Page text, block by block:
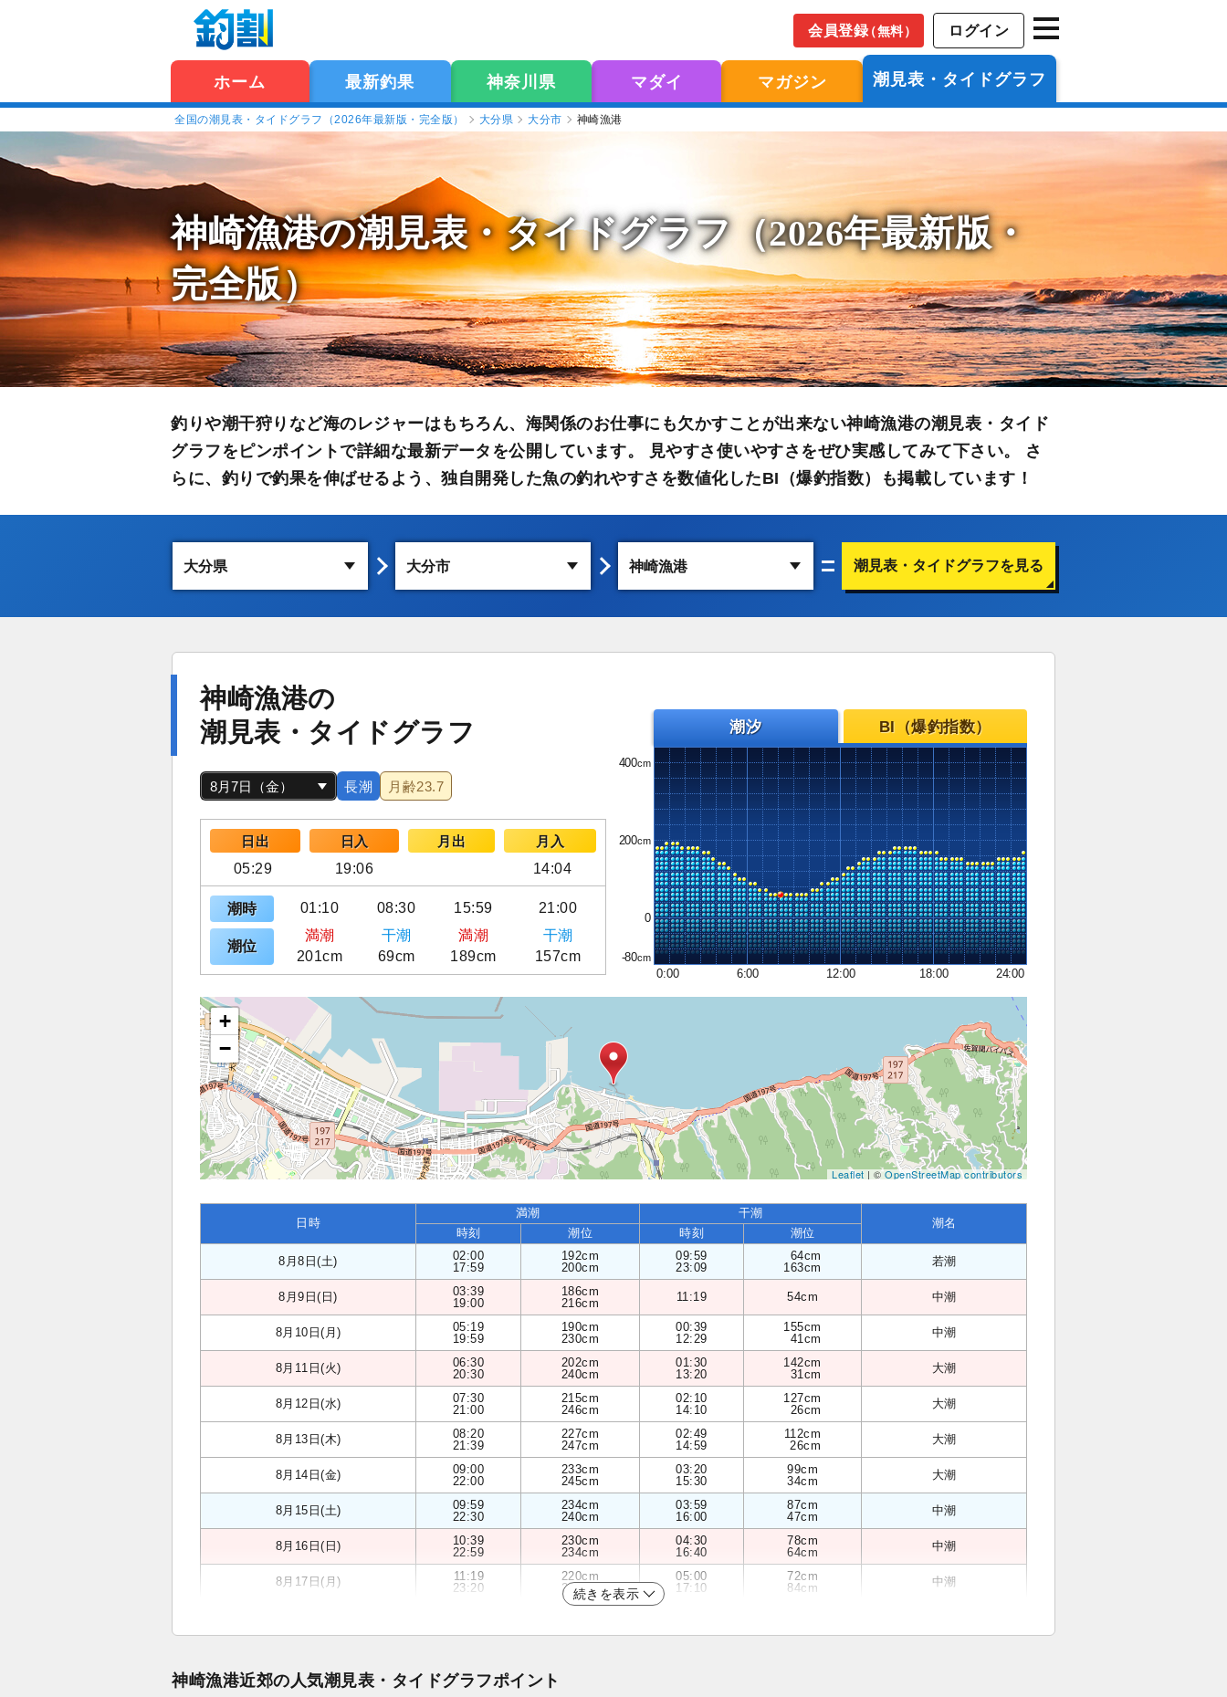
会員登録（無料） ログイン
ホーム 最新釣果 神奈川県 マダイ マガジン 潮見表・タイドグラフ
全国の潮見表・タイドグラフ（2026年最新版・完全版） 大分県 大分市 神崎漁港
神崎漁港の潮見表・タイドグラフ（2026年最新版・
完全版）
釣りや潮干狩りなど海のレジャーはもちろん、海関係のお仕事にも欠かすことが出来ない神崎漁港の潮見表・タイド
グラフをピンポイントで詳細な最新データを公開しています。 見やすさ使いやすさをぜひ実感してみて下さい。 さ
らに、釣りで釣果を伸ばせるよう、独自開発した魚の釣れやすさを数値化したBI（爆釣指数）も掲載しています！
潮見表・タイドグラフを見る
神崎漁港の
潮見表・タイドグラフ
長潮 月齢23.7
日出 日入 月出
月入
05:29
19:06 14:04
潮時 01:10 08:30 15:59 21:00
潮位
満潮 干潮 満潮
干潮
201cm
69cm 189cm 157cm
潮汐 BI（爆釣指数）
400
200
0
-80
0:00
6:00 12:00 18:00 24:00
+
−
Leaflet| ©OpenStreetMap contributors
日時
満潮 干潮
潮名
時刻 潮位 時刻 潮位
8月8日(土)
02:00
17:59
192cm
200cm
09:59
23:09
64cm
163cm
若潮
8月9日(日)
03:39
19:00
186cm
216cm
11:19 54cm 中潮
8月10日(月)
05:19
19:59
190cm
230cm
00:39
12:29
155cm
41cm
中潮
8月11日(火)
06:30
20:30
202cm
240cm
01:30
13:20
142cm
31cm
大潮
8月12日(水)
07:30
21:00
215cm
246cm
02:10
14:10
127cm
26cm
大潮
8月13日(木)
08:20
21:39
227cm
247cm
02:49
14:59
112cm
26cm
大潮
8月14日(金)
09:00
22:00
233cm
245cm
03:20
15:30
99cm
34cm
大潮
8月15日(土)
09:59
22:30
234cm
240cm
03:59
16:00
87cm
47cm
中潮
8月16日(日)
10:39
22:59
230cm
234cm
04:30
16:40
78cm
64cm
中潮
8月17日(月)
11:19
23:20
220cm
225cm
05:00
17:10
72cm
84cm
中潮
続きを表示
神崎漁港近郊の人気潮見表・タイドグラフポイント